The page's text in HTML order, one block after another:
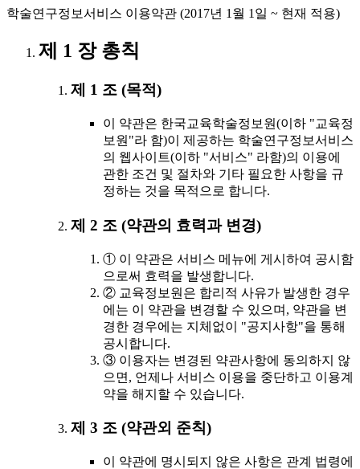
학술연구정보서비스 이용약관 (2017년 1월 1일 ~ 현재 적용)
제 1 장 총칙
제 1 조 (목적)
이 약관은 한국교육학술정보원(이하 "교육정
보원"라 함)이 제공하는 학술연구정보서비스
의 웹사이트(이하 "서비스" 라함)의 이용에
관한 조건 및 절차와 기타 필요한 사항을 규
정하는 것을 목적으로 합니다.
제 2 조 (약관의 효력과 변경)
① 이 약관은 서비스 메뉴에 게시하여 공시함
으로써 효력을 발생합니다.
② 교육정보원은 합리적 사유가 발생한 경우
에는 이 약관을 변경할 수 있으며, 약관을 변
경한 경우에는 지체없이 "공지사항"을 통해
공시합니다.
③ 이용자는 변경된 약관사항에 동의하지 않
으면, 언제나 서비스 이용을 중단하고 이용계
약을 해지할 수 있습니다.
제 3 조 (약관외 준칙)
이 약관에 명시되지 않은 사항은 관계 법령에